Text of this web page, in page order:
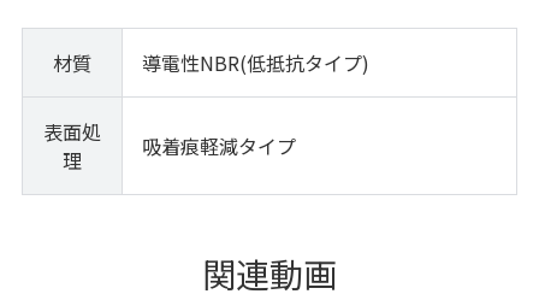
材質 導電性NBR(低抵抗タイプ)
表面処
理
吸着痕軽減タイプ
関連動画